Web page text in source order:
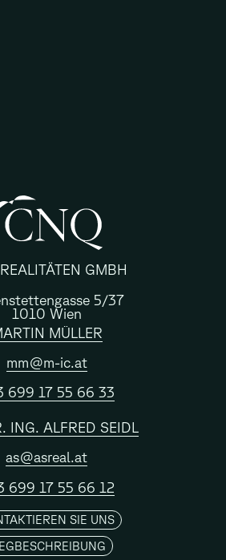
GMBH
5/37
1010 Wien
MÜLLER
mm@m-ic.at
699 17 55 66 33
ING. ALFRED SEIDL
as@asreal.at
699 17 55 66 12
SIE UNS